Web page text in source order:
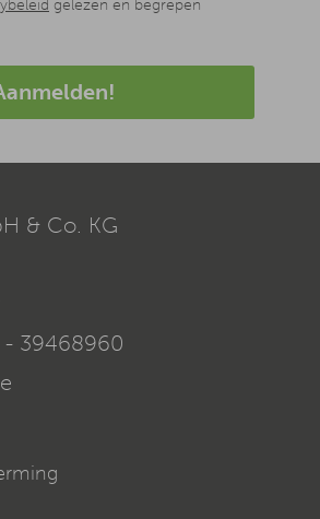
gelezen en begrepen
& Co. KG
- 39468960